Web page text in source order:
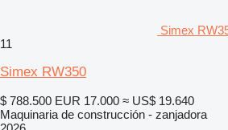
Simex
11
Simex RW350
$ 788.500 EUR 17.000 ≈ US$ 19.640
Maquinaria de construcción - zanjadora